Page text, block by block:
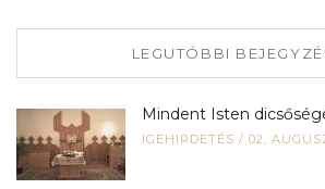
LEGUTÓBBI
Mindent Isten
IGEHIRDETÉS / 02,